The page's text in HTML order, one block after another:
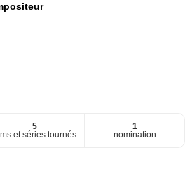
5
et séries tournés
1
nomination